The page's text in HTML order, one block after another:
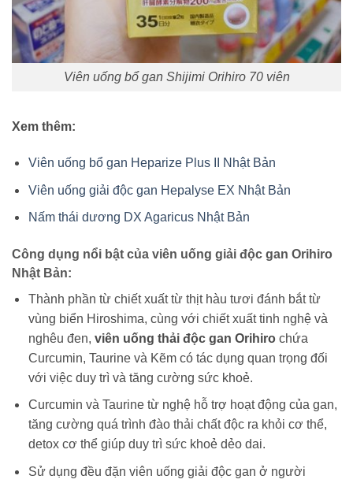
Viên uống bổ gan Shijimi Orihiro 70 viên
Xem thêm:
Viên uống bổ gan Heparize Plus II Nhật Bản
Viên uống giải độc gan Hepalyse EX Nhật Bản
Nấm thái dương DX Agaricus Nhật Bản
Công dụng nổi bật của viên uống giải độc gan Orihiro
Nhật Bản:
Thành phần từ chiết xuất từ thịt hàu tươi đánh bắt từ
vùng biển Hiroshima, cùng với chiết xuất tinh nghệ và
nghêu đen, viên uống thải độc gan Orihiro chứa
Curcumin, Taurine và Kẽm có tác dụng quan trọng đối
với việc duy trì và tăng cường sức khoẻ.
Curcumin và Taurine từ nghệ hỗ trợ hoạt động của gan,
tăng cường quá trình đào thải chất độc ra khỏi cơ thể,
detox cơ thể giúp duy trì sức khoẻ dẻo dai.
Sử dụng đều đặn viên uống giải độc gan ở người